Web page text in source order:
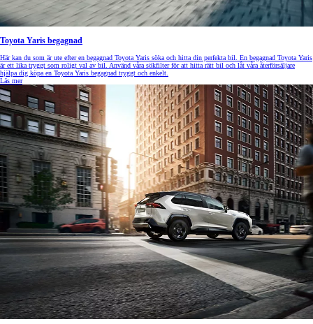
Toyota Yaris begagnad
Här kan du som är ute efter en begagnad Toyota Yaris söka och hitta din perfekta bil. En begagnad Toyota Yaris
är ett lika tryggt som roligt val av bil. Använd våra sökfilter för att hitta rätt bil och låt våra återförsäljare
hjälpa dig köpa en Toyota Yaris begagnad tryggt och enkelt.
Läs mer